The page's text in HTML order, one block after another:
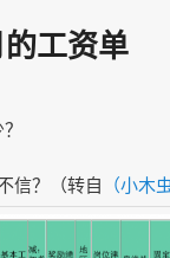
工资单
信？（转自 （小木